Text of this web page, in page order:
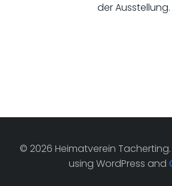
der Ausstellung.
© 2026 Heimatverein
using WordPress and